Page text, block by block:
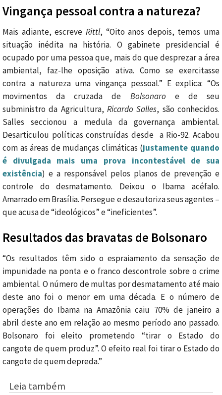
Vingança pessoal contra a natureza?
Mais adiante, escreve Rittl, “Oito anos depois, temos uma
situação inédita na história. O gabinete presidencial é
ocupado por uma pessoa que, mais do que desprezar a área
ambiental, faz-lhe oposição ativa. Como se exercitasse
contra a natureza uma vingança pessoal.” E explica: “Os
movimentos da cruzada de Bolsonaro e de seu
subministro da Agricultura, Ricardo Salles, são conhecidos.
Salles seccionou a medula da governança ambiental.
Desarticulou políticas construídas desde a Rio-92. Acabou
com as áreas de mudanças climáticas (justamente quando
é divulgada mais uma prova incontestável de sua
existência) e a responsável pelos planos de prevenção e
controle do desmatamento. Deixou o Ibama acéfalo.
Amarrado em Brasília. Persegue e desautoriza seus agentes –
que acusa de “ideológicos” e “ineficientes”.
Resultados das bravatas de Bolsonaro
“Os resultados têm sido o espraiamento da sensação de
impunidade na ponta e o franco descontrole sobre o crime
ambiental. O número de multas por desmatamento até maio
deste ano foi o menor em uma década. E o número de
operações do Ibama na Amazônia caiu 70% de janeiro a
abril deste ano em relação ao mesmo período ano passado.
Bolsonaro foi eleito prometendo “tirar o Estado do
cangote de quem produz”. O efeito real foi tirar o Estado do
cangote de quem depreda.”
Leia também